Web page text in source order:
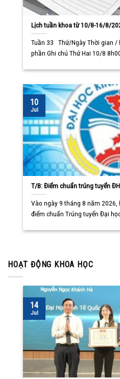
Lịch tuần khoa từ 10/8-16/8/
Tuần 33 Thứ/Ngày Thời gian /
phần Ghi chú Thứ Hai 10/8
T/B: Điểm chuẩn trúng tuyển
Vào ngày 9 tháng 8 năm 2026,
điểm chuẩn Trúng tuyển Đại
10
Jul
HOẠT ĐỘNG KHOA HỌC
14
Jul